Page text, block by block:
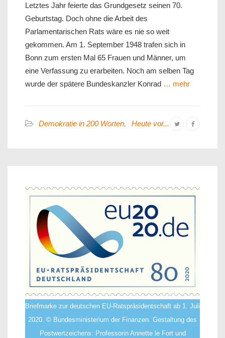
Letztes Jahr feierte das Grundgesetz seinen 70.
Geburtstag. Doch ohne die Arbeit des
Parlamentarischen Rats wäre es nie so weit
gekommen. Am 1. September 1948 trafen sich in
Bonn zum ersten Mal 65 Frauen und Männer, um
eine Verfassung zu erarbeiten. Noch am selben Tag
wurde der spätere Bundeskanzler Konrad … mehr
Demokratie in 200 Worten, Heute vor...
Briefmarke zur deutschen EU-Ratspräsidentschaft ab 1. Juli
2020. © Bundesministerium der Finanzen. Gestaltung des
Postwertzeichens: Professorin Annette le Fort und